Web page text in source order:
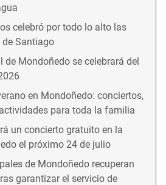
celebró por todo lo alto las
Santiago
de Mondoñedo se celebrará del
en Mondoñedo: conciertos,
para toda la familia
un concierto gratuito en la
el próximo 24 de julio
de Mondoñedo recuperan
garantizar el servicio de